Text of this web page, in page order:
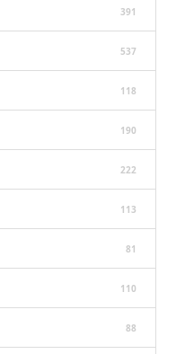
391
537
118
190
222
113
81
110
88